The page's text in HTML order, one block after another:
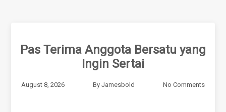
Pas Terima Anggota Bersatu yang
Ingin Sertai
August 8, 2026 By Jamesbold No Comments